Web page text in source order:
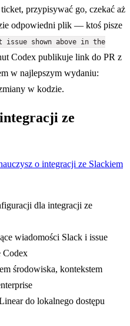
przypisywać go, czekać aż
odpowiedni plik — ktoś pisze
issue shown above in the
Codex publikuje link do PR z
w najlepszym wydaniu:
w kodzie.
ze
o integracji ze Slackiem
dla integracji ze
wiadomości Slack i issue
Codex
środowiska, kontekstem
do lokalnego dostępu